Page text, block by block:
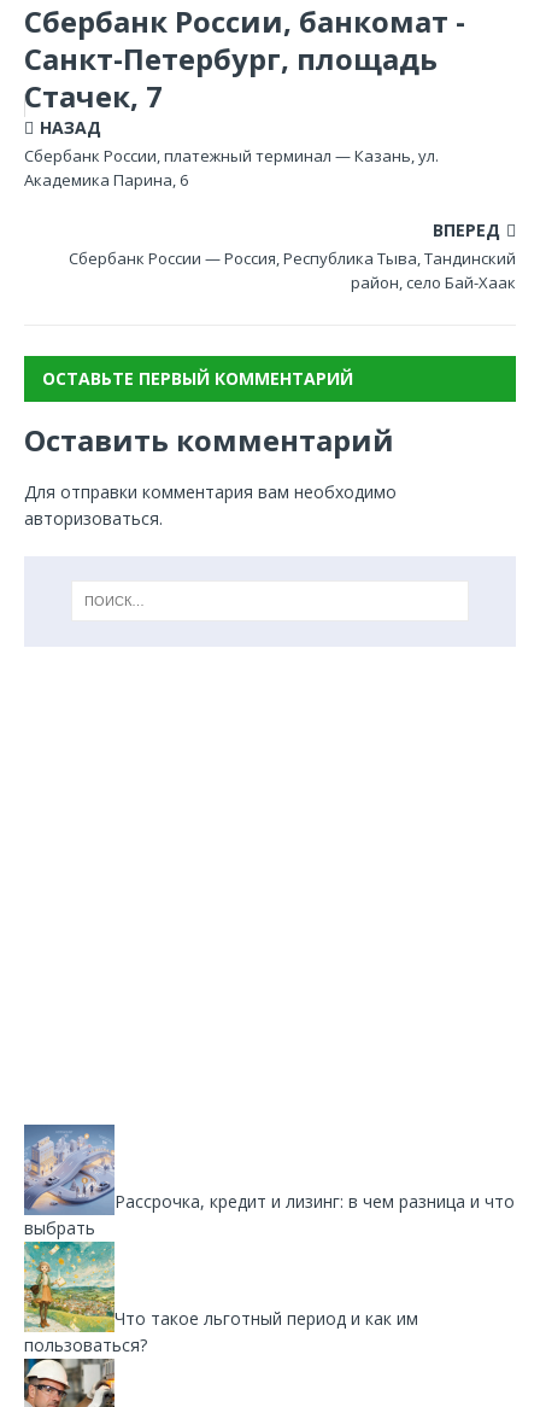
Сбербанк России, банкомат -
Санкт-Петербург, площадь
Стачек, 7
НАЗАД
Сбербанк России, платежный терминал — Казань, ул.
Академика Парина, 6
ВПЕРЕД
Сбербанк России — Россия, Республика Тыва, Тандинский
район, село Бай-Хаак
ОСТАВЬТЕ ПЕРВЫЙ КОММЕНТАРИЙ
Оставить комментарий
Для отправки комментария вам необходимо
авторизоваться.
Рассрочка, кредит и лизинг: в чем разница и что
выбрать
Что такое льготный период и как им
пользоваться?